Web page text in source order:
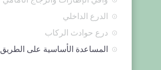
الدرع الداخلي
درع حوادث الركاب
المساعدة الأساسية على الطريق